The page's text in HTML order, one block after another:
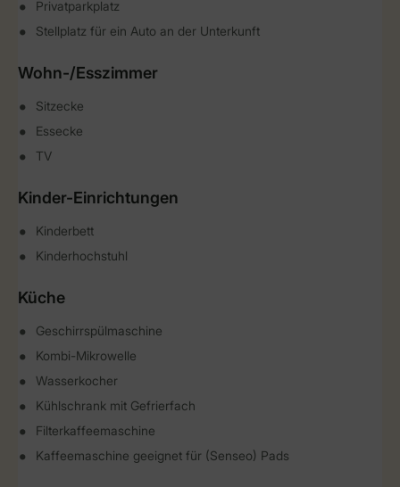
Privatparkplatz
Stellplatz für ein Auto an der Unterkunft
Wohn-/Esszimmer
Sitzecke
Essecke
TV
Kinder-Einrichtungen
Kinderbett
Kinderhochstuhl
Küche
Geschirrspülmaschine
Kombi-Mikrowelle
Wasserkocher
Kühlschrank mit Gefrierfach
Filterkaffeemaschine
Kaffeemaschine geeignet für (Senseo) Pads